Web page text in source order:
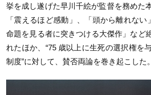
挙を成し遂げた早川千絵が監督を務めた
「震えるほど感動」、「頭から離れない
命題を見る者に突きつける大傑作」など
れたほか、“75 歳以上に生死の選択権を
制度”に対して、賛否両論を巻き起こした。